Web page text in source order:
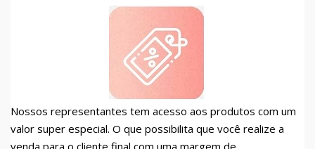
Nossos representantes tem acesso aos produtos com um
valor super especial. O que possibilita que você realize a